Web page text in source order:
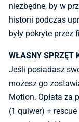
niezbędne, by w
historii podczas
były pokryte przez
WŁASNY SPRZĘT
Jeśli posiadasz
możesz go
Motion. Opłata za
(1 quiwer) +